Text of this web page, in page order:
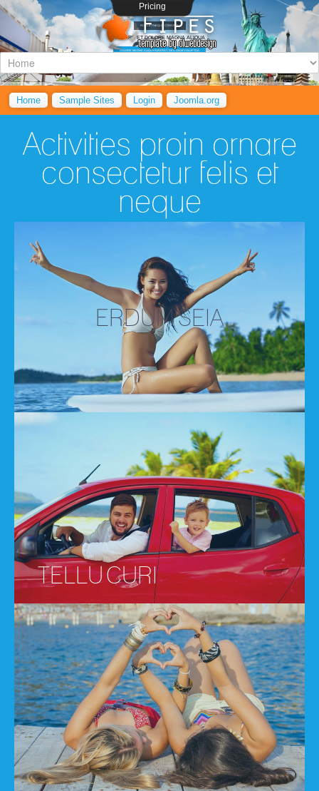
Pricing
FELIS ET NEQUE CONSEQU
LABORE ET DOLORE MAGNA ALIQUA
DOLORE MAGNA ALIQUYAM ERAT, SED DIAM VOLUPTUA
Home Sample Sites Login Joomla.org
Activities proin ornare
consectetur felis et
neque
ERDUM SEIA
TELLU CURI